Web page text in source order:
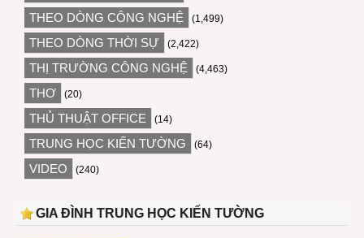
THEO DÒNG CÔNG NGHỆ (1,499)
THEO DÒNG THỜI SỰ (2,422)
THỊ TRƯỜNG CÔNG NGHỆ (4,463)
THƠ (20)
THỦ THUẬT OFFICE (14)
TRUNG HỌC KIẾN TƯỜNG (64)
VIDEO (240)
GIA ĐÌNH TRUNG HỌC KIẾN TƯỜNG